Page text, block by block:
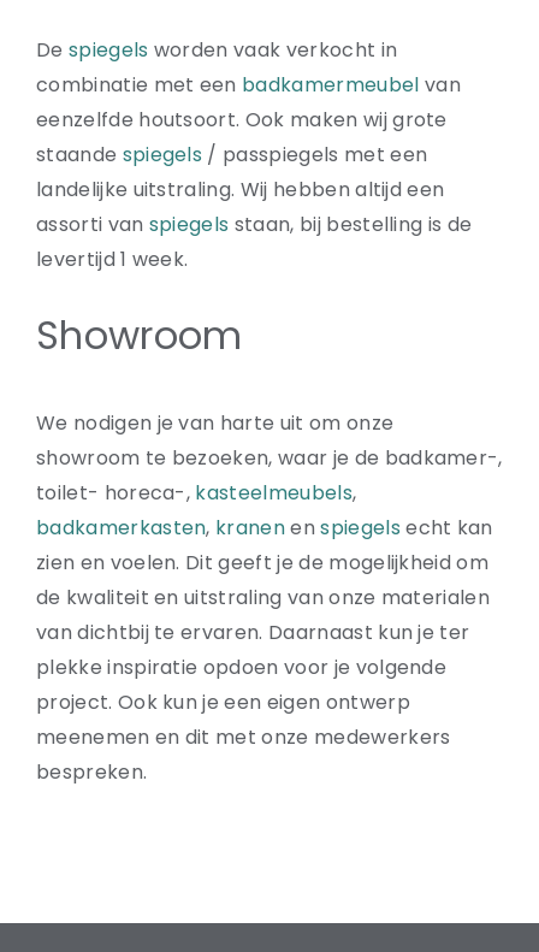
De spiegels worden vaak verkocht in
combinatie met een badkamermeubel van
eenzelfde houtsoort. Ook maken wij grote
staande spiegels / passpiegels met een
landelijke uitstraling. Wij hebben altijd een
assorti van spiegels staan, bij bestelling is de
levertijd 1 week.
Showroom
We nodigen je van harte uit om onze
showroom te bezoeken, waar je de badkamer-,
toilet- horeca-, kasteelmeubels,
badkamerkasten, kranenenspiegels echt kan
zien en voelen. Dit geeft je de mogelijkheid om
de kwaliteit en uitstraling van onze materialen
van dichtbij te ervaren. Daarnaast kun je ter
plekke inspiratie opdoen voor je volgende
project. Ook kun je een eigen ontwerp
meenemen en dit met onze medewerkers
bespreken.